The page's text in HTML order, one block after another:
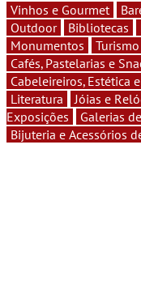
Vinhos e Gourmet
Outdoor
Bibliotecas
Monumentos
Cafés, Pastelarias e
Cabeleireiros, Estética
Literatura
Jóias e
Exposições
Galerias
Bijuteria e Acessórios